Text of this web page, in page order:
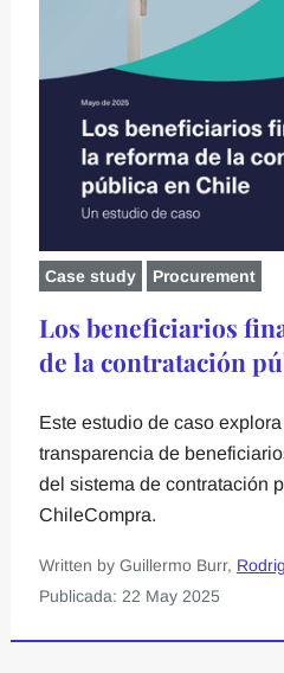
Case study Procurement
Los beneficiarios
de la contratación
Este estudio de caso
transparencia de
del sistema de contratación
ChileCompra.
Written by Guillermo Burr,
Publicada: 22 May 2025